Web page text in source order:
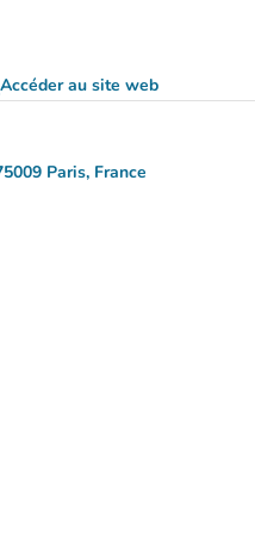
Accéder au site web
(nouvel onglet)
Paris, France
Google Maps)